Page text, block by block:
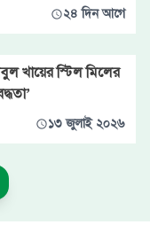
২৪ দিন আগে
খায়ের স্টিল মিলের
১৩ জুলাই ২০২৬